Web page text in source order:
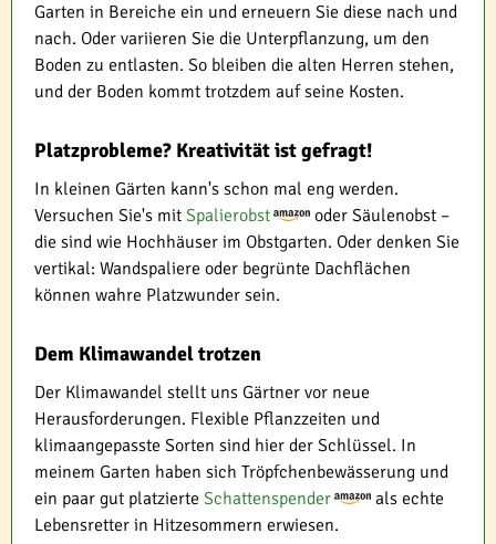
Garten in Bereiche ein und erneuern Sie diese nach und
nach. Oder variieren Sie die Unterpflanzung, um den
Boden zu entlasten. So bleiben die alten Herren stehen,
und der Boden kommt trotzdem auf seine Kosten.
Platzprobleme? Kreativität ist gefragt!
In kleinen Gärten kann's schon mal eng werden.
Versuchen Sie's mit Spalierobst
oder Säulenobst –
die sind wie Hochhäuser im Obstgarten. Oder denken Sie
vertikal: Wandspaliere oder begrünte Dachflächen
können wahre Platzwunder sein.
Dem Klimawandel trotzen
Der Klimawandel stellt uns Gärtner vor neue
Herausforderungen. Flexible Pflanzzeiten und
klimaangepasste Sorten sind hier der Schlüssel. In
meinem Garten haben sich Tröpfchenbewässerung und
ein paar gut platzierte Schattenspender
als echte
Lebensretter in Hitzesommern erwiesen.